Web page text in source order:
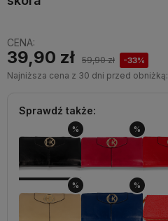
CENA:
39,90 zł 59,90 zł -33%
Najniższa cena z 30 dni przed obniżką:
Sprawdź także:
% %
% %